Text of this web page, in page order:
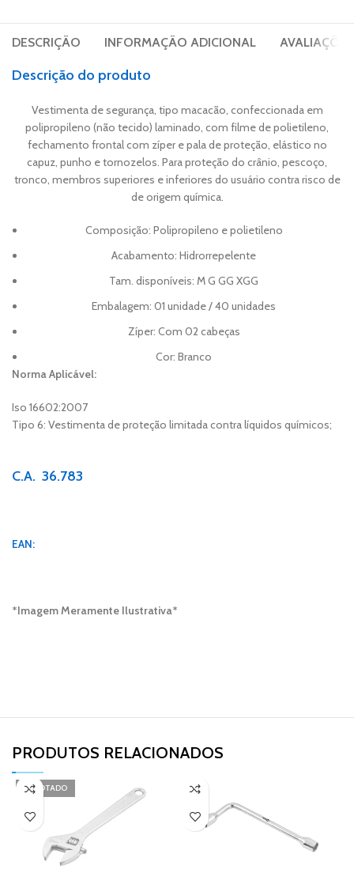
DESCRIÇÃO INFORMAÇÃO ADICIONAL
Descrição do produto
Vestimenta de segurança, tipo macacão, confeccionada em
polipropileno (não tecido) laminado, com filme de polietileno,
fechamento frontal com zíper e pala de proteção, elástico no
capuz, punho e tornozelos. Para proteção do crânio, pescoço,
tronco, membros superiores e inferiores do usuário contra risco de
de origem química.
Composição: Polipropileno e polietileno
Acabamento: Hidrorrepelente
Tam. disponíveis: M G GG XGG
Embalagem: 01 unidade / 40 unidades
Zíper: Com 02 cabeças
Cor: Branco
Norma Aplicável:
Iso 16602:2007
Tipo 6: Vestimenta de proteção limitada contra líquidos químicos;
C.A. 36.783
EAN:
*Imagem Meramente Ilustrativa*
PRODUTOS RELACIONADOS​
ESGOTADO